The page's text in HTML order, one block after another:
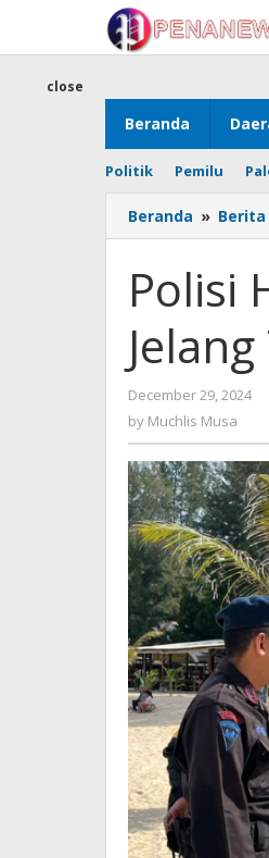
content
Beranda
Politik Pemilu
close
Beranda » Berita
Polisi
December 29, 2024
by Muchlis Musa